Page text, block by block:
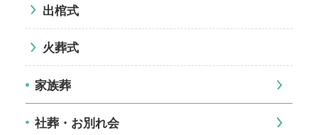
出棺式
火葬式
家族葬
社葬・お別れ会